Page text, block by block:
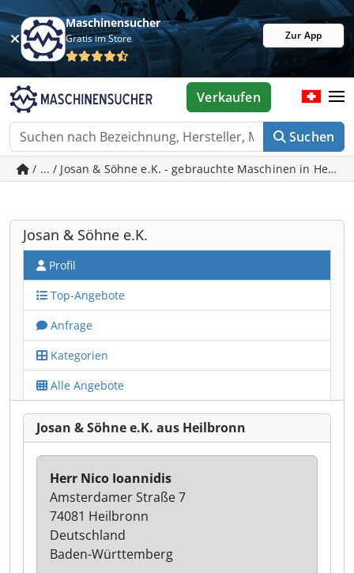
Maschinensucher
Gratis im Store Zur App
Suchen
Verkaufen
/ ... / Josan & Söhne e.K. - gebrauchte Maschinen in
Josan & Söhne e.K.
Profil
Top-Angebote
Anfrage
Kategorien
Alle Angebote
Josan & Söhne e.K. aus Heilbronn
Herr Nico Ioannidis
Amsterdamer Straße 7
74081 Heilbronn
Deutschland
Baden-Württemberg